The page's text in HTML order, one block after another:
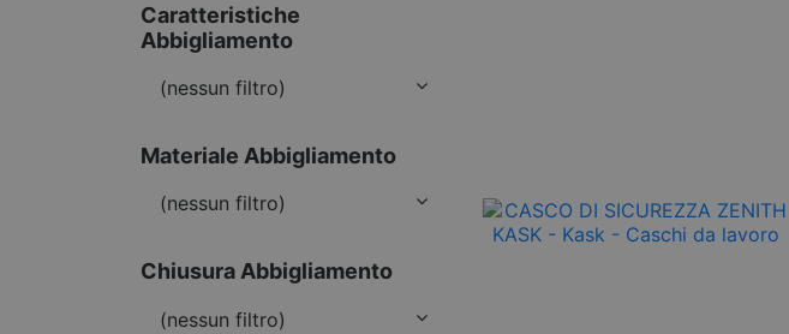
Caratteristiche
Abbigliamento
(nessun filtro)
Materiale Abbigliamento
(nessun filtro)
Chiusura Abbigliamento
(nessun filtro)